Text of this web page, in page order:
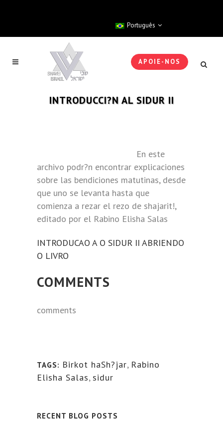
Português
APOIE-NOS
INTRODUCCI?N AL SIDUR II
En este
archivo podr?n encontrar explicaciones
sobre las bendiciones matutinas, desde
que uno se levanta hasta que
comienza a rezar el rezo de shajarit!,
editado por el Rabino Elisha Salas
INTRODUCAO A O SIDUR II ABRIENDO
O LIVRO
COMMENTS
comments
TAGS: Birkot haSh?jar, Rabino
Elisha Salas, sidur
RECENT BLOG POSTS